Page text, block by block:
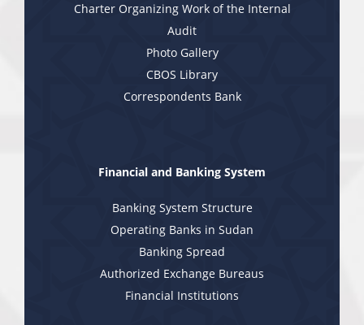
Charter Organizing Work of the Internal
Audit
Photo Gallery
CBOS Library
Correspondents Bank
Financial and Banking System
Banking System Structure
Operating Banks in Sudan
Banking Spread
Authorized Exchange Bureaus
Financial Institutions